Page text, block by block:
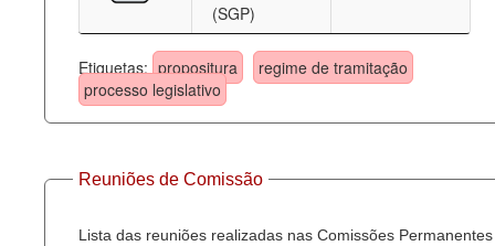
(SGP)
Etiquetas: propositura
regime de tramitação
processo legislativo
Reuniões de Comissão
Lista das reuniões realizadas nas Comissões